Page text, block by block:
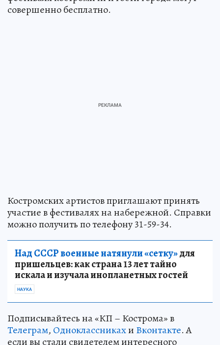
совершенно бесплатно.
Костромских артистов приглашают принять
участие в фестивалях на набережной. Справки
можно получить по телефону 31-59-34.
Над СССР военные натянули «сетку»для
пришельцев: как страна 13 лет тайно
искала и изучала инопланетных гостей
НАУКА
Подписывайтесь на «КП – Кострома» в
Телеграм, Одноклассникахи Вконтакте. А
если вы стали свидетелем интересного